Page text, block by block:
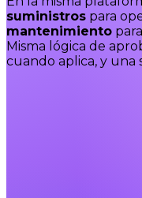
suministros para
mantenimiento
Misma lógica de
cuando aplica, y una